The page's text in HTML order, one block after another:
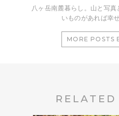
八ヶ岳南麓暮らし。山と写
いものがあれば幸
MORE POSTS
RELATED